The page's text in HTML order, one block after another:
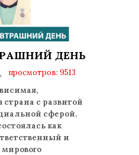
ДЕНЬ
просмотров: 9513
с развитой
сферой.
как
и